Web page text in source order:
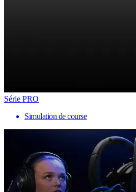
Série PRO
Simulation de course